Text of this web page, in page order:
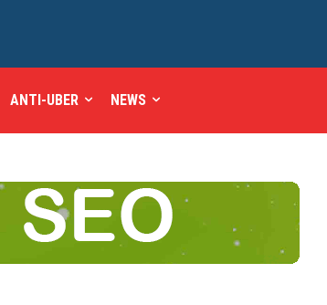
ANTI-UBER NEWS